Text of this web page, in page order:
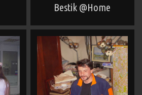
Bestik @Home